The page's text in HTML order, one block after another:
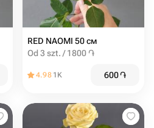
RED NAOMI 50 см
Od 3 szt. / 1800 ֏
4.98 1K 600֏